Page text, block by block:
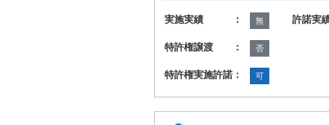
実施実績 ： 無 許諾実
特許権譲渡 ： 否
特許権実施許諾： 可